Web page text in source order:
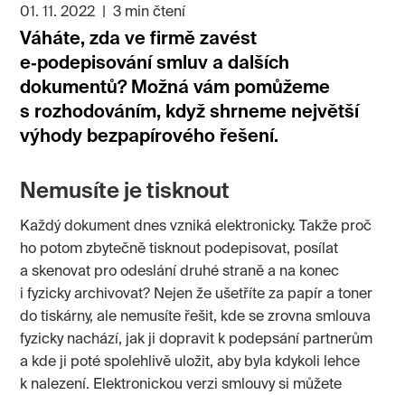
01. 11. 2022 3 min čtení
Váháte, zda ve firmě zavést
e‑podepisování smluv a dalších
dokumentů? Možná vám pomůžeme
s rozhodováním, když shrneme největší
výhody bezpapírového řešení.
Nemusíte je tisknout
Každý dokument dnes vzniká elektronicky. Takže proč
ho potom zbytečně tisknout podepisovat, posílat
a skenovat pro odeslání druhé straně a na konec
i fyzicky archivovat? Nejen že ušetříte za papír a toner
do tiskárny, ale nemusíte řešit, kde se zrovna smlouva
fyzicky nachází, jak ji dopravit k podepsání partnerům
a kde ji poté spolehlivě uložit, aby byla kdykoli lehce
k nalezení. Elektronickou verzi smlouvy si můžete